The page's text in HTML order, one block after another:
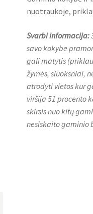
nuotraukoje,
Svarbi informacija:
savo kokybe
gali matytis
žymės, sluoksniai,
atrodyti vietos kur
viršija 51 procento
skirsis nuo kitų
nesiskaito gaminio